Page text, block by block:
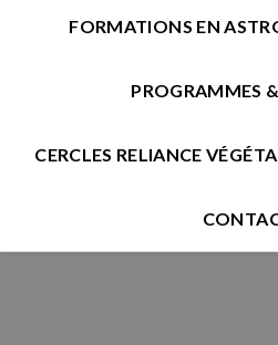
FORMATIONS EN
PROGRAMMES
CERCLES RELIANCE